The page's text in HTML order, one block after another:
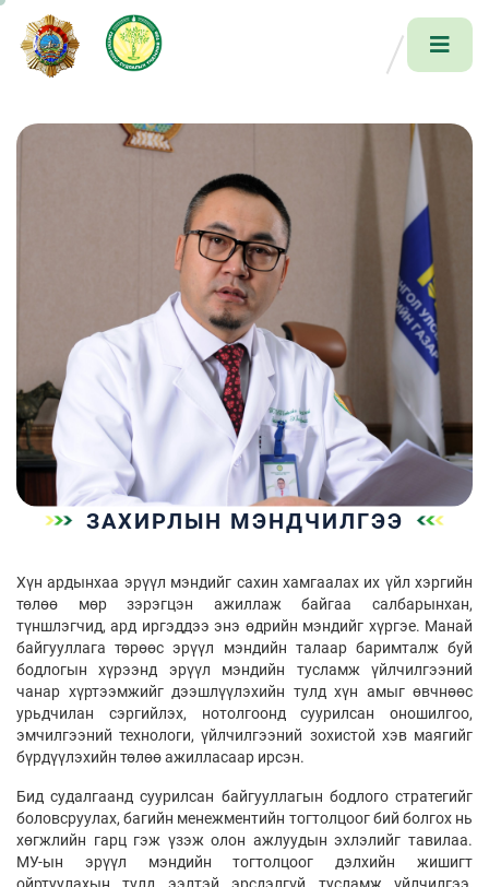
ЗАХИРЛЫН МЭНДЧИЛГЭЭ
Хүн ардынхаа эрүүл мэндийг сахин хамгаалах их үйл хэргийн
төлөө мөр зэрэгцэн ажиллаж байгаа салбарынхан,
түншлэгчид, ард иргэддээ энэ өдрийн мэндийг хүргэе. Манай
байгууллага төрөөс эрүүл мэндийн талаар баримталж буй
бодлогын хүрээнд эрүүл мэндийн тусламж үйлчилгээний
чанар хүртээмжийг дээшлүүлэхийн тулд хүн амыг өвчнөөс
урьдчилан сэргийлэх, нотолгоонд суурилсан оношилгоо,
эмчилгээний технологи, үйлчилгээний зохистой хэв маягийг
бүрдүүлэхийн төлөө ажилласаар ирсэн.
Бид судалгаанд суурилсан байгууллагын бодлого стратегийг
боловсруулах, багийн менежментийн тогтолцоог бий болгох нь
хөгжлийн гарц гэж үзэж олон ажлуудын эхлэлийг тавилаа.
МУ-ын эрүүл мэндийн тогтолцоог дэлхийн жишигт
ойртуулахын тулд ээлтэй эрсдэлгүй тусламж үйлчилгээ,